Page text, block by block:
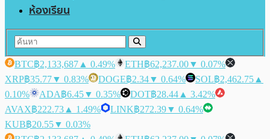
ห้องเรียน
BTC฿2,133,687 ▲ 0.49% ETH฿62,237.00▼ 0.07%
XRP฿35.77▼ 0.83% DOGE฿2.34▼ 0.64% SOL฿2,462.75 ▲
0.10%
ADA฿6.45▼ 0.35% DOT฿28.44 ▲ 3.42%
AVAX฿222.73 ▲ 1.49% LINK฿272.39▼ 0.64%
KUB฿20.55▼ 0.03%